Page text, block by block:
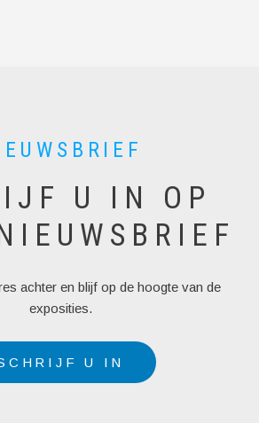
U IN OP
achter en blijf op de hoogte van de
exposities.
U IN